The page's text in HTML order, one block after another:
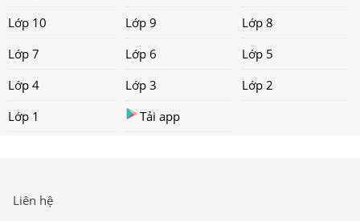
Lớp 10
Lớp 9
Lớp 8
Lớp 7
Lớp 6
Lớp 5
Lớp 4
Lớp 3
Lớp 2
Lớp 1
Tải app
Liên hệ